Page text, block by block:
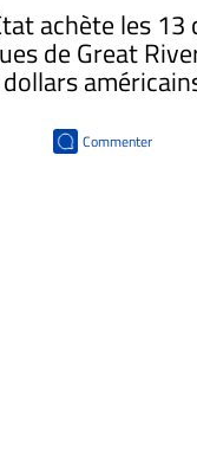
achète les
de Great
Commenter